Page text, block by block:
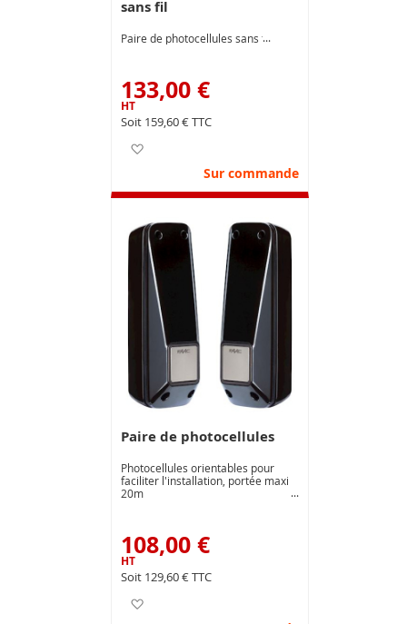
sans fil
Paire de photocellules sans fil
133,00 €
159,60 €
Sur commande
Paire de photocellules
Photocellules orientables pour
faciliter l'installation, portée maxi
20m
108,00 €
129,60 €